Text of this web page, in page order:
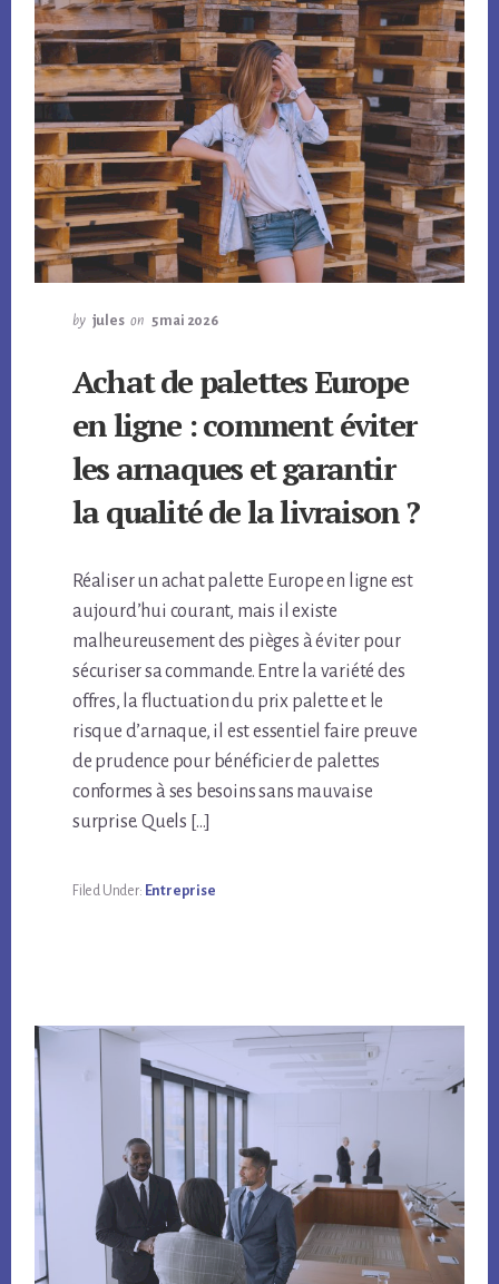
by jules on 5 mai 2026
Achat de palettes Europe
en ligne : comment éviter
les arnaques et garantir
la qualité de la livraison ?
Réaliser un achat palette Europe en ligne est
aujourd’hui courant, mais il existe
malheureusement des pièges à éviter pour
sécuriser sa commande. Entre la variété des
offres, la fluctuation du prix palette et le
risque d’arnaque, il est essentiel faire preuve
de prudence pour bénéficier de palettes
conformes à ses besoins sans mauvaise
surprise. Quels […]
Filed Under: Entreprise